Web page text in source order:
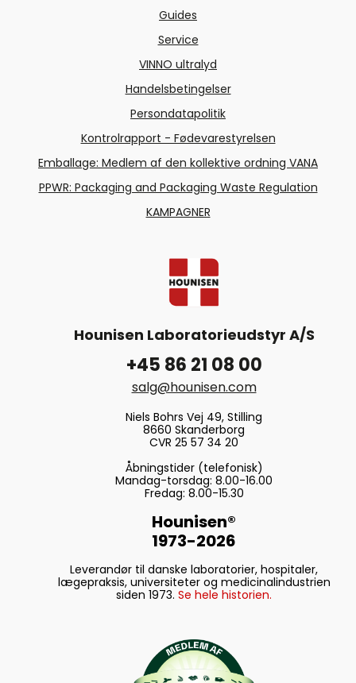
Guides
Service
VINNO ultralyd
Handelsbetingelser
Persondatapolitik
Kontrolrapport - Fødevarestyrelsen
Emballage: Medlem af den kollektive ordning VANA
PPWR: Packaging and Packaging Waste Regulation
KAMPAGNER
Hounisen Laboratorieudstyr A/S
+45 86 21 08 00
salg@hounisen.com
Niels Bohrs Vej 49, Stilling
8660 Skanderborg
CVR 25 57 34 20
Åbningstider (telefonisk)
Mandag-torsdag: 8.00-16.00
Fredag: 8.00-15.30
Hounisen®
1973-2026
Leverandør til danske laboratorier, hospitaler,
lægepraksis, universiteter og medicinalindustrien
siden 1973. Se hele historien.